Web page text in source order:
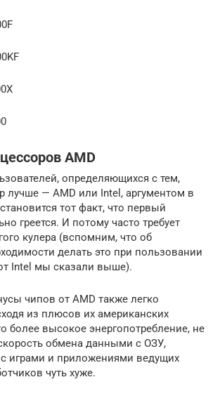
AMD
определяющихся с тем,
лучше — AMD или Intel, аргументом в
тот факт, что первый
греется. И потому часто требует
кулера (вспомним, что об
делать это при пользовании
Intel мы сказали выше).
чипов от AMD также легко
из плюсов их американских
более высокое энергопотребление, не
обмена данными с ОЗУ,
играми и приложениями ведущих
чуть хуже.